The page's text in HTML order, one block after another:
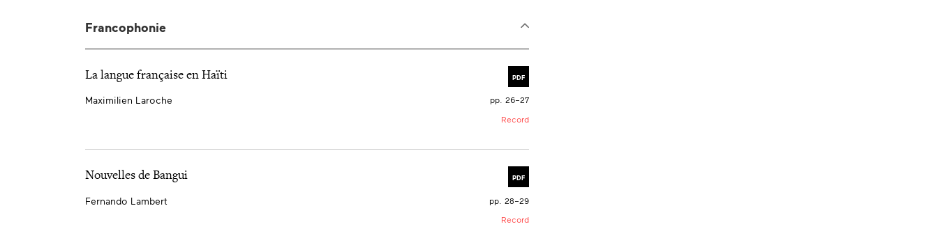
Francophonie
PDF
La langue française en Haïti
Maximilien Laroche
pp. 26–27
Record
PDF
Nouvelles de Bangui
Fernando Lambert
pp. 28–29
Record